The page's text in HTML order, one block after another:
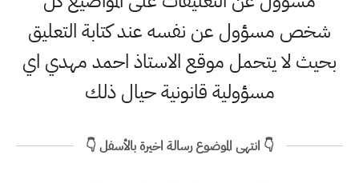
شخص مسؤول عن نفسه عند كتابة التعليق
بحيث لا يتحمل موقع الاستاذ احمد مهدي اي
مسؤولية قانونية حيال ذلك
👇 انتهى الموضوع رسالة اخيرة بالأسفل 👇